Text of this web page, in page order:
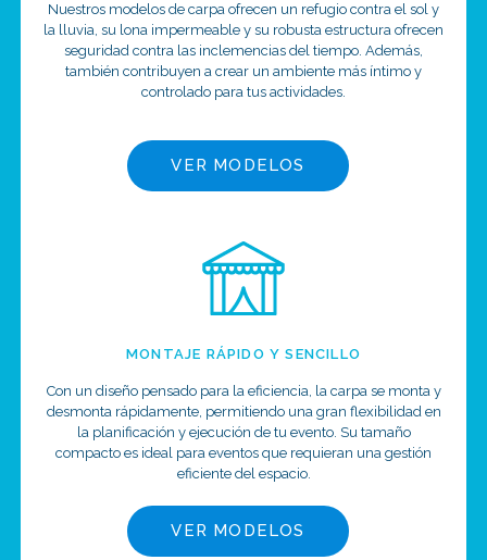
Nuestros modelos de carpa ofrecen un refugio contra el sol y
la lluvia, su lona impermeable y su robusta estructura ofrecen
seguridad contra las inclemencias del tiempo. Además,
también contribuyen a crear un ambiente más íntimo y
controlado para tus actividades.
VER MODELOS
MONTAJE RÁPIDO Y SENCILLO
Con un diseño pensado para la eficiencia, la carpa se monta y
desmonta rápidamente, permitiendo una gran flexibilidad en
la planificación y ejecución de tu evento. Su tamaño
compacto es ideal para eventos que requieran una gestión
eficiente del espacio.
VER MODELOS